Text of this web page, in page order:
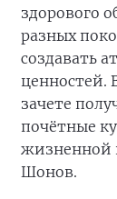
здорового
разных
создавать
ценностей.
зачете
почётные
жизненной
Шонов.